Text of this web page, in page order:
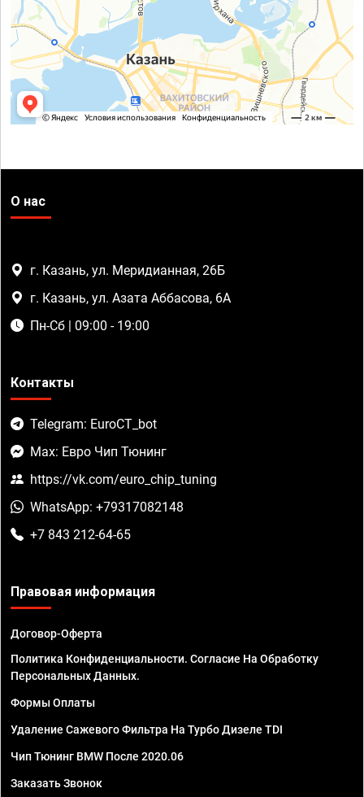
О нас
г. Казань, ул. Меридианная, 26Б
г. Казань, ул. Азата Аббасова, 6А
Пн-Сб | 09:00 - 19:00
Контакты
Telegram: EuroCT_bot
Max: Евро Чип Тюнинг
https://vk.com/euro_chip_tuning
WhatsApp: +79317082148
+7 843 212-64-65
Правовая информация
Договор-Оферта
Политика Конфиденциальности. Согласие На Обработку
Персональных Данных.
Формы Оплаты
Удаление Сажевого Фильтра На Турбо Дизеле TDI
Чип Тюнинг BMW После 2020.06
Заказать Звонок